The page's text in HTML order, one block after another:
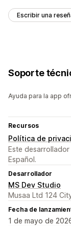
Escribir una
Soporte
Ayuda para la app
Recursos
Política de
Este
Español.
Desarrollador
MS Dev Studio
Musaa Ltd 124
Fecha de
1 de mayo de